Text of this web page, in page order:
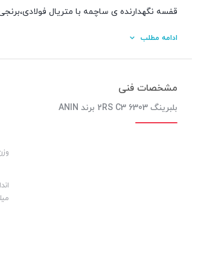
قفسه نگهدارنده ی ساچمه با متریال
چند خصوصیات بلبرینگ شیار عمیق به شرح زیر
این نوع بلبرینگ قیمت بسیار مناسب تری را نسبت
ادامه مطلب
مشخصات فنی
بلبرینگ 6303 2RS C3 برند ANIN